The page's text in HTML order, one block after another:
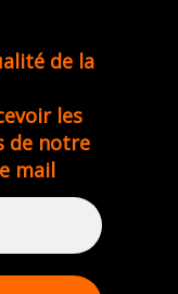
de la
les
de notre
mail